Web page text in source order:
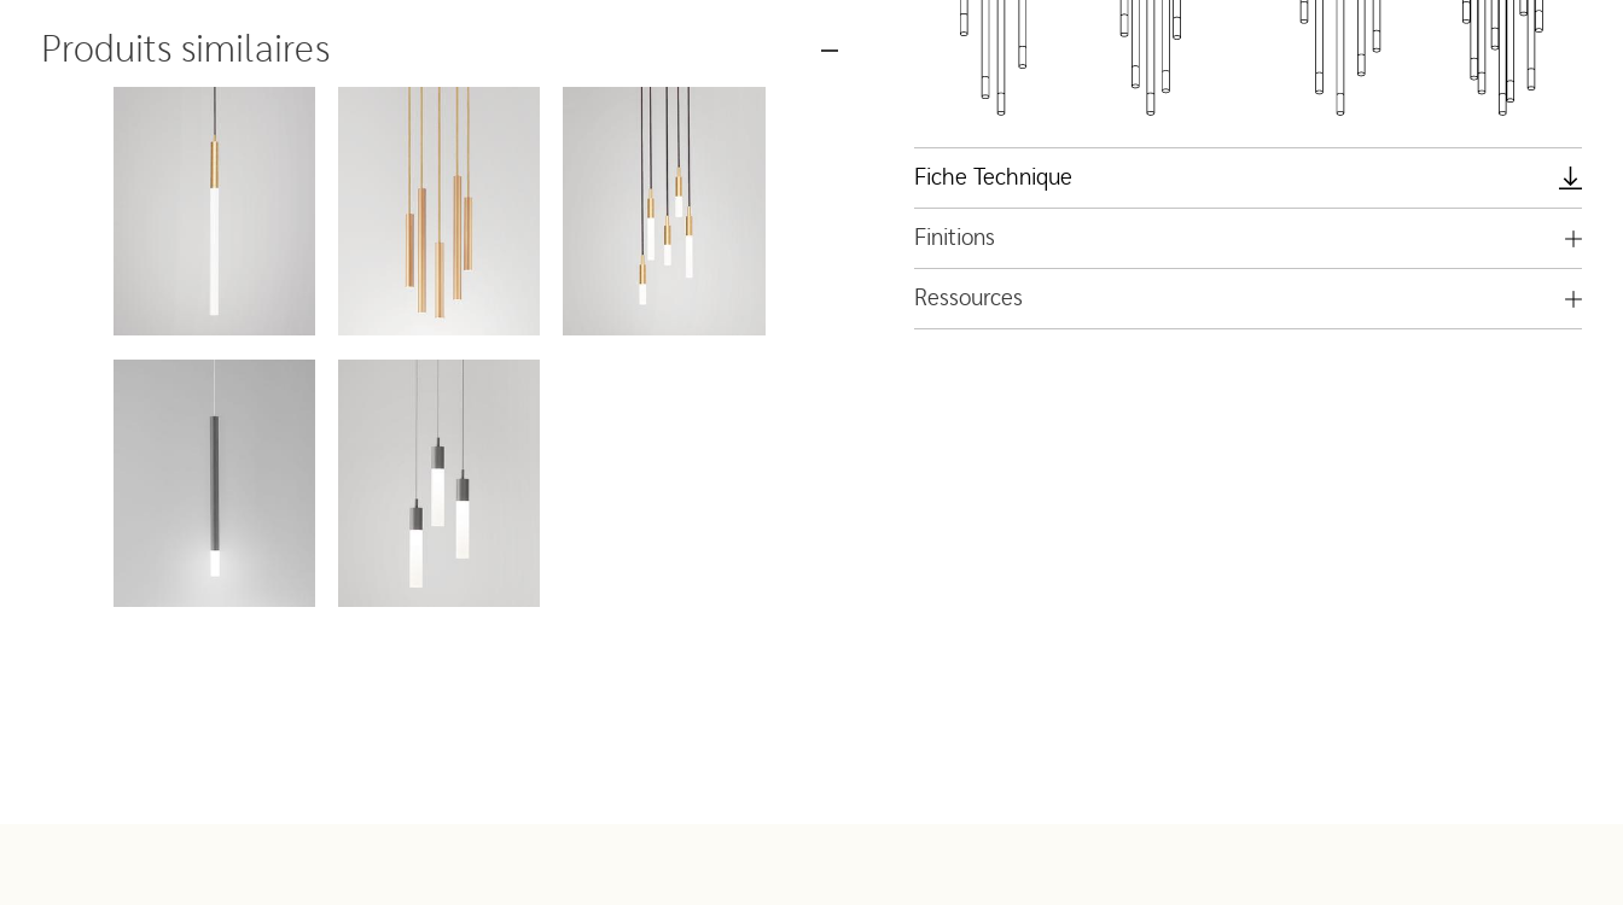
Produits similaires
Fiche Technique
Finitions
Ressources